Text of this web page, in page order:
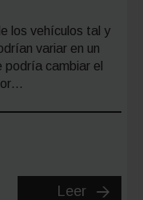
los vehículos tal y
variar en un
podría cambiar el
Leer La